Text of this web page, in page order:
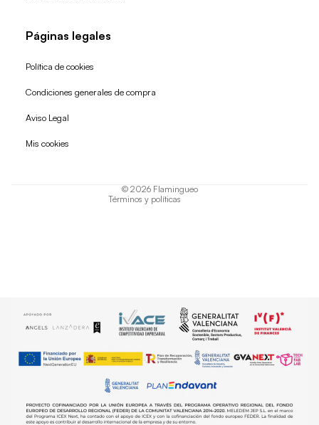
Páginas legales
Política de cookies
Condiciones generales de compra
Aviso Legal
Mis cookies
© 2026 Flamingueo
Términos y políticas